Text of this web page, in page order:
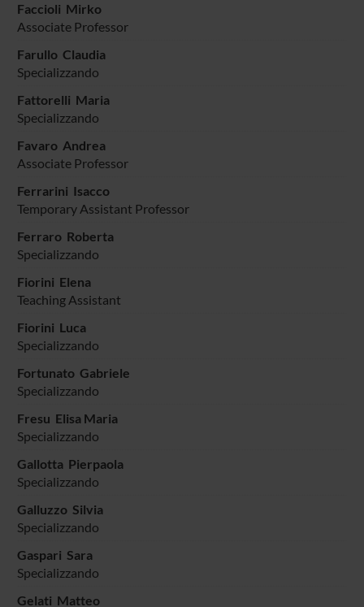
Faccioli Mirko
Associate Professor
Farullo Claudia
Specializzando
Fattorelli Maria
Specializzando
Favaro Andrea
Associate Professor
Ferrarini Isacco
Temporary Assistant Professor
Ferraro Roberta
Specializzando
Fiorini Elena
Teaching Assistant
Fiorini Luca
Specializzando
Fortunato Gabriele
Specializzando
Fresu Elisa Maria
Specializzando
Gallotta Pierpaola
Specializzando
Galluzzo Silvia
Specializzando
Gaspari Sara
Specializzando
Gelati Matteo